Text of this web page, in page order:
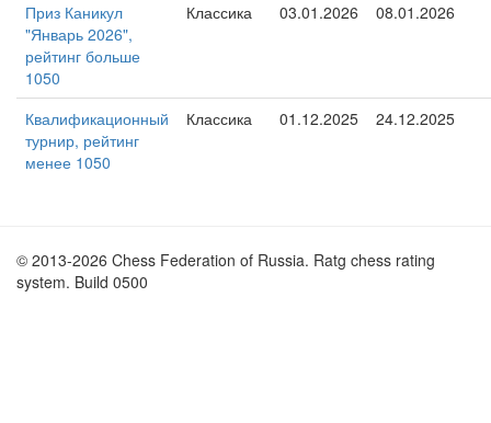
Приз Каникул
"Январь 2026",
рейтинг больше
1050
Классика 03.01.2026 08.01.2026
Квалификационный
турнир, рейтинг
менее 1050
Классика 01.12.2025 24.12.2025
© 2013-2026 Chess Federation of Russia. Ratg chess rating
system. Build 0500